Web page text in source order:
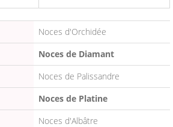
Noces d'Orchidée
Noces de Diamant
Noces de Palissandre
Noces de Platine
Noces d'Albâtre